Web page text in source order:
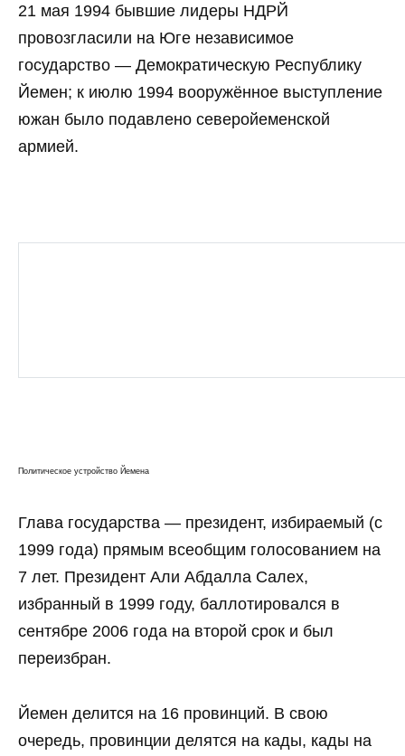
21 мая 1994 бывшие лидеры НДРЙ
провозгласили на Юге независимое
государство — Демократическую Республику
Йемен; к июлю 1994 вооружённое выступление
южан было подавлено северойеменской
армией.
Политическое устройство Йемена
Глава государства — президент, избираемый (с
1999 года) прямым всеобщим голосованием на
7 лет. Президент Али Абдалла Салех,
избранный в 1999 году, баллотировался в
сентябре 2006 года на второй срок и был
переизбран.
Йемен делится на 16 провинций. В свою
очередь, провинции делятся на кады, кады на